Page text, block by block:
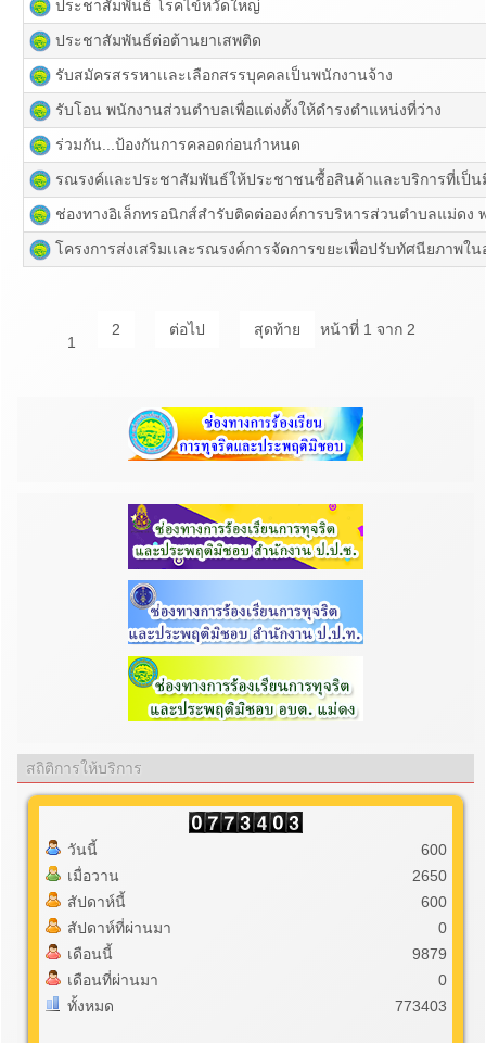
ประชาสัมพันธ์ โรคไข้หวัดใหญ่
ประชาสัมพันธ์ต่อต้านยาเสพติด
รับสมัครสรรหาเเละเลือกสรรบุคคลเป็นพนักงานจ้าง
รับโอน พนักงานส่วนตำบลเพื่อแต่งตั้งให้ดำรงตำแหน่งที่ว่าง
ร่วมกัน...ป้องกันการคลอดก่อนกำหนด
รณรงค์และประชาสัมพันธ์ให้ประชาชนซื้อสินค้าและบริการที่เป็น
ช่องทางอิเล็กทรอนิกส์สำรับติดต่อองค์การบริหารส่วนตำบลแม่ดง
โครงการส่งเสริมเเละรณรงค์การจัดการขยะเพื่อปรับทัศนียภาพใน
หน้าที่ 1 จาก 2
1
2 ต่อไป สุดท้าย
สถิติการให้บริการ
วันนี้
เมื่อวาน
สัปดาห์นี้
สัปดาห์ที่ผ่านมา
เดือนนี้
เดือนที่ผ่านมา
ทั้งหมด
600
2650
600
0
9879
0
773403